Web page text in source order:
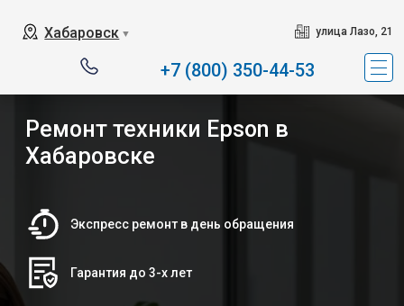
Хабаровск ▼ улица Лазо, 21
+7 (800) 350-44-53
Ремонт техники Epson в
Хабаровске
Экспресс ремонт в день обращения
Гарантия до 3-х лет